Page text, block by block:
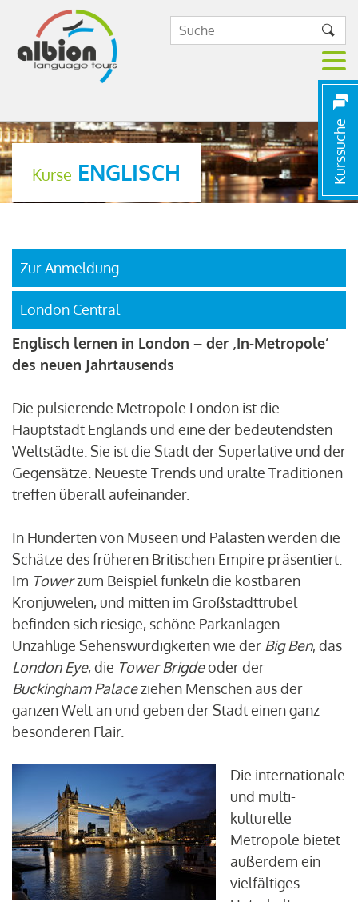
Kurssuche
Kurse ENGLISCH
Zur Anmeldung
London Central
Englisch lernen in London – der ‚In-Metropole‘
des neuen Jahrtausends
Die pulsierende Metropole London ist die
Hauptstadt Englands und eine der bedeutendsten
Weltstädte. Sie ist die Stadt der Superlative und der
Gegensätze. Neueste Trends und uralte Traditionen
treffen überall aufeinander.
In Hunderten von Museen und Palästen werden die
Schätze des früheren Britischen Empire präsentiert.
Im Towerzum Beispiel funkeln die kostbaren
Kronjuwelen, und mitten im Großstadttrubel
befinden sich riesige, schöne Parkanlagen.
Unzählige Sehenswürdigkeiten wie der Big Ben, das
London Eye, die Tower Brigdeoder der
Buckingham Palaceziehen Menschen aus der
ganzen Welt an und geben der Stadt einen ganz
besonderen Flair.
Die internationale
und multi-
kulturelle
Metropole bietet
außerdem ein
vielfältiges